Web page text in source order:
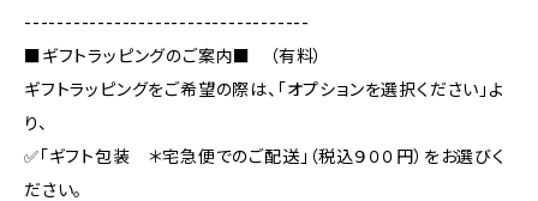
-----------------------------------
■ギフトラッピングのご案内■ （有料）
ギフトラッピングをご希望の際は、「オプションを選択ください」よ
り、
✅「ギフト包装 ＊宅急便でのご配送」（税込９００円）をお選びく
ださい。